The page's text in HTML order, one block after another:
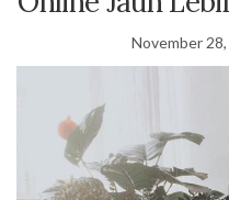
November